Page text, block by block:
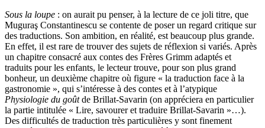
Sous la loupe : on aurait pu penser, à la lecture de ce joli titre, que
Muguraş Constantinescu se contente de poser un regard critique sur
des traductions. Son ambition, en réalité, est beaucoup plus grande.
En effet, il est rare de trouver des sujets de réflexion si variés. Après
un chapitre consacré aux contes des Frères Grimm adaptés et
traduits pour les enfants, le lecteur trouve, pour son plus grand
bonheur, un deuxième chapitre où figure « la traduction face à la
gastronomie », qui s’intéresse à des contes et à l’atypique
Physiologie du goûtde Brillat-Savarin (on appréciera en particulier
la partie intitulée « Lire, savourer et traduire Brillat-Savarin »…).
Des difficultés de traduction très particulières y sont finement